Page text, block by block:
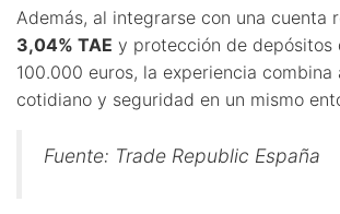
Además, al integrarse con una cuenta
3,04% TAE y protección de depósitos
100.000 euros, la experiencia combina
cotidiano y seguridad en un mismo
Fuente: Trade Republic España